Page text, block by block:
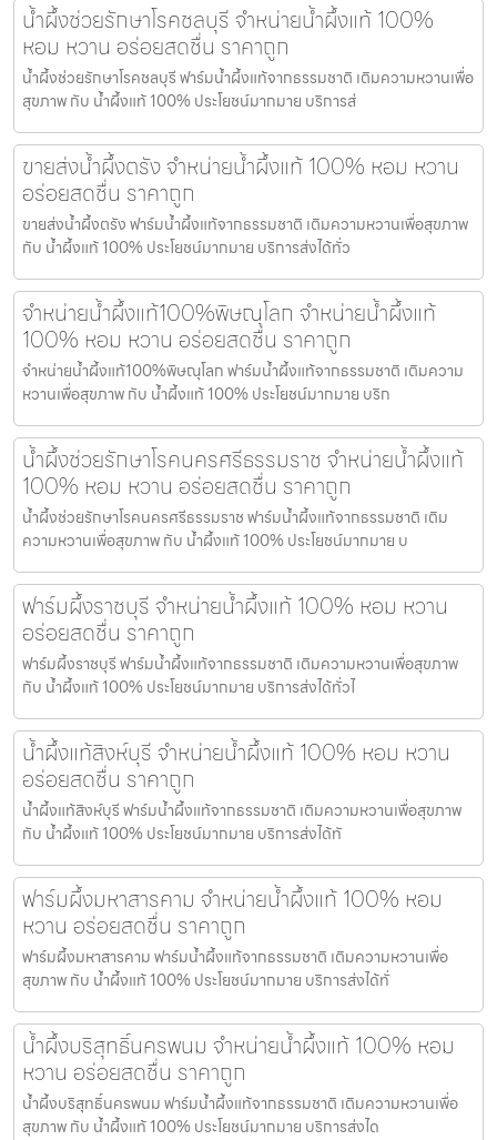
น้ำผึ้งช่วยรักษาโรคชลบุรี จำหน่ายน้ำผึ้งแท้ 100%
หอม หวาน อร่อยสดชื่น ราคาถูก
น้ำผึ้งช่วยรักษาโรคชลบุรี ฟาร์มน้ำผึ้งแท้จากธรรมชาติ เติมความหวานเพื่อ
สุขภาพ กับ น้ำผึ้งแท้ 100% ประโยชน์มากมาย บริการส่
ขายส่งน้ำผึ้งตรัง จำหน่ายน้ำผึ้งแท้ 100% หอม หวาน
อร่อยสดชื่น ราคาถูก
ขายส่งน้ำผึ้งตรัง ฟาร์มน้ำผึ้งแท้จากธรรมชาติ เติมความหวานเพื่อสุขภาพ
กับ น้ำผึ้งแท้ 100% ประโยชน์มากมาย บริการส่งได้ทั่ว
จำหน่ายน้ำผึ้งแท้100%พิษณุโลก จำหน่ายน้ำผึ้งแท้
100% หอม หวาน อร่อยสดชื่น ราคาถูก
จำหน่ายน้ำผึ้งแท้100%พิษณุโลก ฟาร์มน้ำผึ้งแท้จากธรรมชาติ เติมความ
หวานเพื่อสุขภาพ กับ น้ำผึ้งแท้ 100% ประโยชน์มากมาย บริก
น้ำผึ้งช่วยรักษาโรคนครศรีธรรมราช จำหน่ายน้ำผึ้งแท้
100% หอม หวาน อร่อยสดชื่น ราคาถูก
น้ำผึ้งช่วยรักษาโรคนครศรีธรรมราช ฟาร์มน้ำผึ้งแท้จากธรรมชาติ เติม
ความหวานเพื่อสุขภาพ กับ น้ำผึ้งแท้ 100% ประโยชน์มากมาย บ
ฟาร์มผึ้งราชบุรี จำหน่ายน้ำผึ้งแท้ 100% หอม หวาน
อร่อยสดชื่น ราคาถูก
ฟาร์มผึ้งราชบุรี ฟาร์มน้ำผึ้งแท้จากธรรมชาติ เติมความหวานเพื่อสุขภาพ
กับ น้ำผึ้งแท้ 100% ประโยชน์มากมาย บริการส่งได้ทั่วไ
น้ำผึ้งแท้สิงห์บุรี จำหน่ายน้ำผึ้งแท้ 100% หอม หวาน
อร่อยสดชื่น ราคาถูก
น้ำผึ้งแท้สิงห์บุรี ฟาร์มน้ำผึ้งแท้จากธรรมชาติ เติมความหวานเพื่อสุขภาพ
กับ น้ำผึ้งแท้ 100% ประโยชน์มากมาย บริการส่งได้ทั
ฟาร์มผึ้งมหาสารคาม จำหน่ายน้ำผึ้งแท้ 100% หอม
หวาน อร่อยสดชื่น ราคาถูก
ฟาร์มผึ้งมหาสารคาม ฟาร์มน้ำผึ้งแท้จากธรรมชาติ เติมความหวานเพื่อ
สุขภาพ กับ น้ำผึ้งแท้ 100% ประโยชน์มากมาย บริการส่งได้ทั่
น้ำผึ้งบริสุทธิ์นครพนม จำหน่ายน้ำผึ้งแท้ 100% หอม
หวาน อร่อยสดชื่น ราคาถูก
น้ำผึ้งบริสุทธิ์นครพนม ฟาร์มน้ำผึ้งแท้จากธรรมชาติ เติมความหวานเพื่อ
สุขภาพ กับ น้ำผึ้งแท้ 100% ประโยชน์มากมาย บริการส่งได